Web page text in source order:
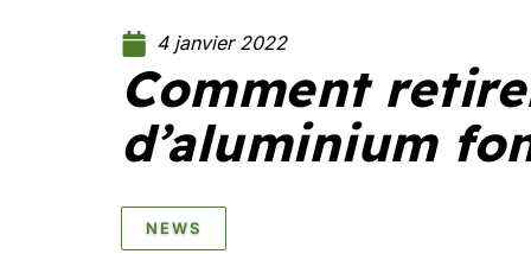
4 janvier 2022
Comment
d’aluminium
NEWS